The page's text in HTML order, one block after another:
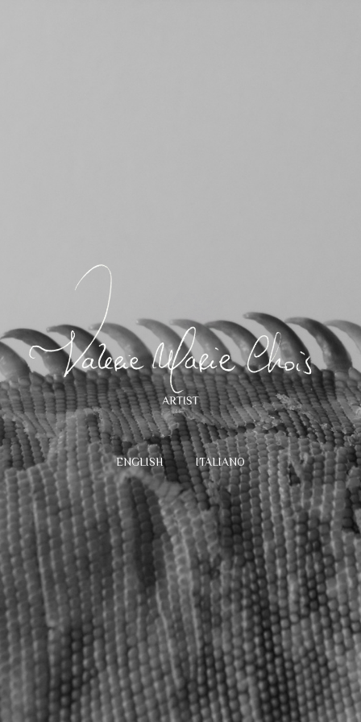
ENGLISH ITALIANO